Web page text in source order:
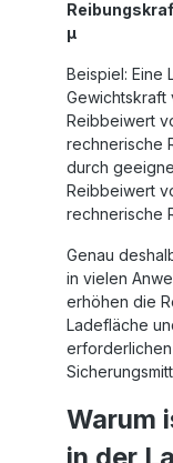
µ
Beispiel: Eine
Gewichtskraft
Reibbeiwert
rechnerische
durch
Reibbeiwert
rechnerische
Genau
in vielen
erhöhen die
Ladefläche
Warum